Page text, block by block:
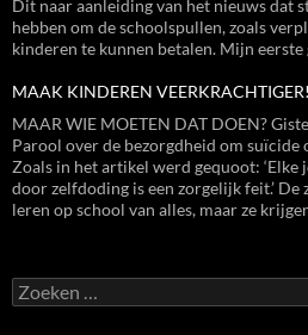
Dit naar aanleiding van het nieuws dat
hebben om de schoolspullen, zoals
kinderen te kunnen betalen. Mijn
MAAK KINDEREN VEERKRACHTIGER!
MAAR WIE MOETEN DAT DOEN?
Parool over de bezorgdheid om suïcide
Zoals in het artikel werd gequoot:
door zelfdoding is een zorgelijk feit.’ De
leren op school van alles, maar ze
Zoeken
naar: